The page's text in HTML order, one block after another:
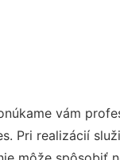
vám
Pri realizácií